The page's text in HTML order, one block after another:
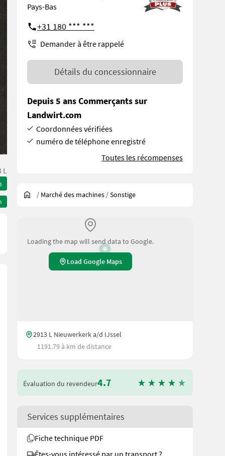
L
unsere Duijndam Machines Website! Sie können uns
Pays-Bas
+31 180 *** ***
Demander à être rappelé
Détails du concessionnaire
Depuis 5 ans Commerçants sur
Landwirt.com
Coordonnées vérifiées
numéro de téléphone enregistré
Toutes les récompenses
/ Marché des machines /Sonstige
Loading the map will send data to Google.
Load Google Maps
2913 L Nieuwerkerk a/d IJssel
1191.79 à km de distance
Évaluation du revendeur4.7
Services supplémentaires
Fiche technique PDF
Êtes-vous intéressé par un transport ?